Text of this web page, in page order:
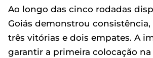
Ao longo das cinco rodadas
Goiás demonstrou
três vitórias e dois empates. A
garantir a primeira colocação na